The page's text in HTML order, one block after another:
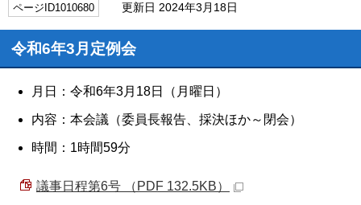
ページID1010680 更新日 2024年3月18日
令和6年3月定例会
月日：令和6年3月18日（月曜日）
内容：本会議（委員長報告、採決ほか～閉会）
時間：1時間59分
議事日程第6号 （PDF 132.5KB）